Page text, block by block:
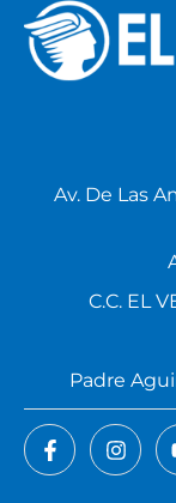
Av. De Las
C.C. EL
Padre